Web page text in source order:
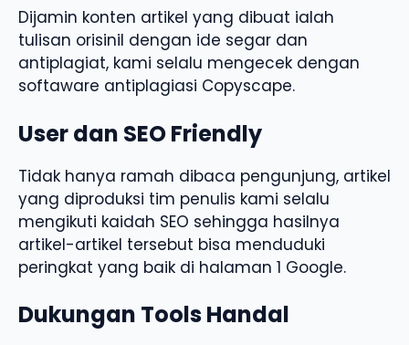
Dijamin konten artikel yang dibuat ialah
tulisan orisinil dengan ide segar dan
antiplagiat, kami selalu mengecek dengan
softaware antiplagiasi Copyscape.
User dan SEO Friendly
Tidak hanya ramah dibaca pengunjung, artikel
yang diproduksi tim penulis kami selalu
mengikuti kaidah SEO sehingga hasilnya
artikel-artikel tersebut bisa menduduki
peringkat yang baik di halaman 1 Google.
Dukungan Tools Handal